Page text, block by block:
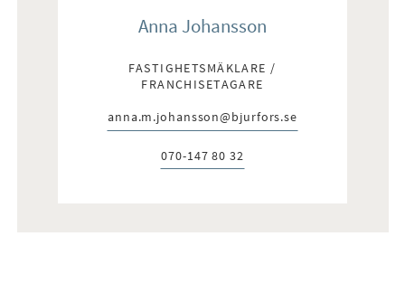
Anna Johansson
FASTIGHETSMÄKLARE /
FRANCHISETAGARE
E-post:
anna.m.johansson@bjurfors.se
Telefon:
070-147 80 32